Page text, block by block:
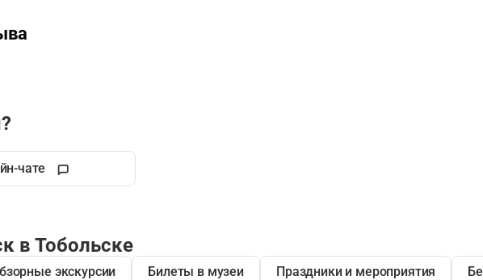
чате
в Тобольске
экскурсии Билеты в музеи Праздники и мероприятия